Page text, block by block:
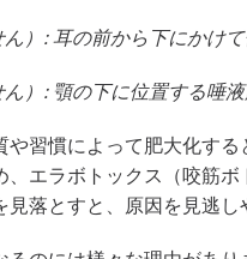
）: 耳の前から下にかけ
）: 顎の下に位置する唾
や習慣によって肥大化す
、エラボトックス（咬筋
見落とすと、原因を見逃し